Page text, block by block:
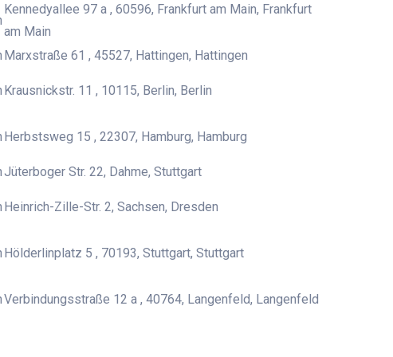
Kennedyallee 97 a , 60596, Frankfurt am Main, Frankfurt
am Main
Marxstraße 61 , 45527, Hattingen, Hattingen
Krausnickstr. 11 , 10115, Berlin, Berlin
Herbstsweg 15 , 22307, Hamburg, Hamburg
Jüterboger Str. 22, Dahme, Stuttgart
Heinrich-Zille-Str. 2, Sachsen, Dresden
Hölderlinplatz 5 , 70193, Stuttgart, Stuttgart
Verbindungsstraße 12 a , 40764, Langenfeld, Langenfeld